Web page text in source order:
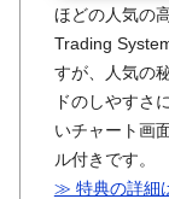
ほどの人気の
Trading
すが、人気の
ドのしやすさ
いチャート画
ル付きです。
≫ 特典の詳細